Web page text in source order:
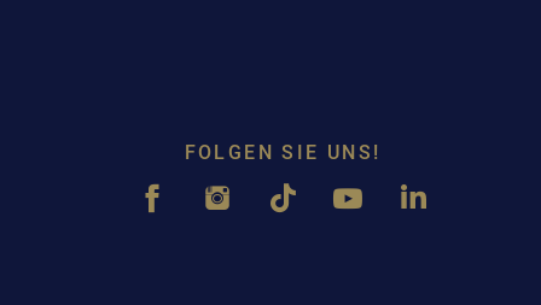
FOLGEN SIE UNS!